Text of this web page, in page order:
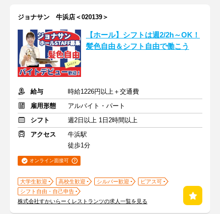
ジョナサン 牛浜店＜020139＞
【ホール】シフトは週2/2h～OK！
髪色自由＆シフト自由で働こう
給与
時給1226円以上＋交通費
雇用形態
アルバイト・パート
シフト
週2日以上 1日2時間以上
アクセス
牛浜駅
徒歩1分
オンライン面接可
大学生歓迎 高校生歓迎 シルバー歓迎
ピアス可
シフト自由・自己申告
株式会社すかいらーくレストランツの求人一覧を見る